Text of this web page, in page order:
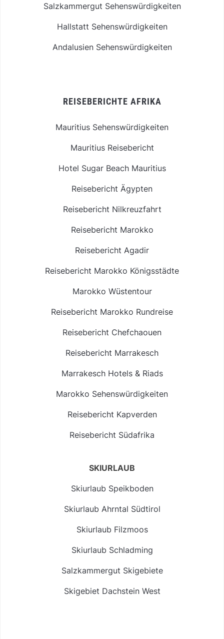
Salzkammergut Sehenswürdigkeiten
Hallstatt Sehenswürdigkeiten
Andalusien Sehenswürdigkeiten
REISEBERICHTE AFRIKA
Mauritius Sehenswürdigkeiten
Mauritius Reisebericht
Hotel Sugar Beach Mauritius
Reisebericht Ägypten
Reisebericht Nilkreuzfahrt
Reisebericht Marokko
Reisebericht Agadir
Reisebericht Marokko Königsstädte
Marokko Wüstentour
Reisebericht Marokko Rundreise
Reisebericht Chefchaouen
Reisebericht Marrakesch
Marrakesch Hotels & Riads
Marokko Sehenswürdigkeiten
Reisebericht Kapverden
Reisebericht Südafrika
SKIURLAUB
Skiurlaub Speikboden
Skiurlaub Ahrntal Südtirol
Skiurlaub Filzmoos
Skiurlaub Schladming
Salzkammergut Skigebiete
Skigebiet Dachstein West